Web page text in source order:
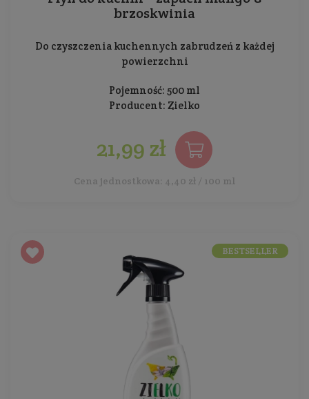
brzoskwinia
Do czyszczenia kuchennych zabrudzeń z każdej
powierzchni
Pojemność: 500 ml
Producent: Zielko
21,99 zł
Cena jednostkowa: 4,40 zł / 100 ml
BESTSELLER